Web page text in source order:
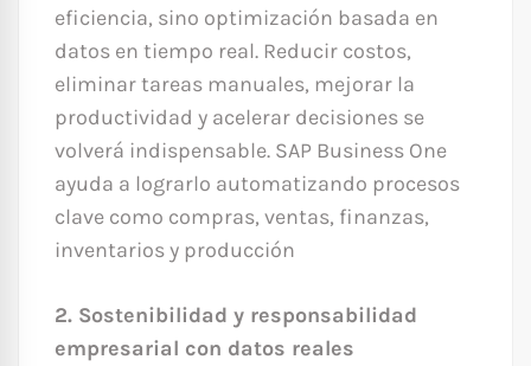
eficiencia, sino optimización basada en
datos en tiempo real. Reducir costos,
eliminar tareas manuales, mejorar la
productividad y acelerar decisiones se
volverá indispensable. SAP Business One
ayuda a lograrlo automatizando procesos
clave como compras, ventas, finanzas,
inventarios y producción
2. Sostenibilidad y responsabilidad
empresarial con datos reales